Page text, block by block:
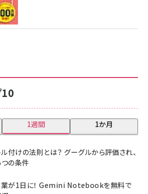
1週間 1か月
付けの法則とは？ グーグルから評価され、
の条件
業が1日に！ Gemini Notebookを無料で